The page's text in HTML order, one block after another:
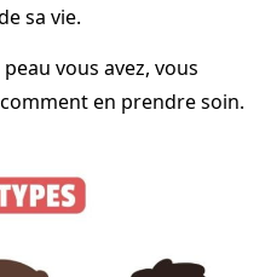
sa vie.
vous avez, vous
en prendre soin.